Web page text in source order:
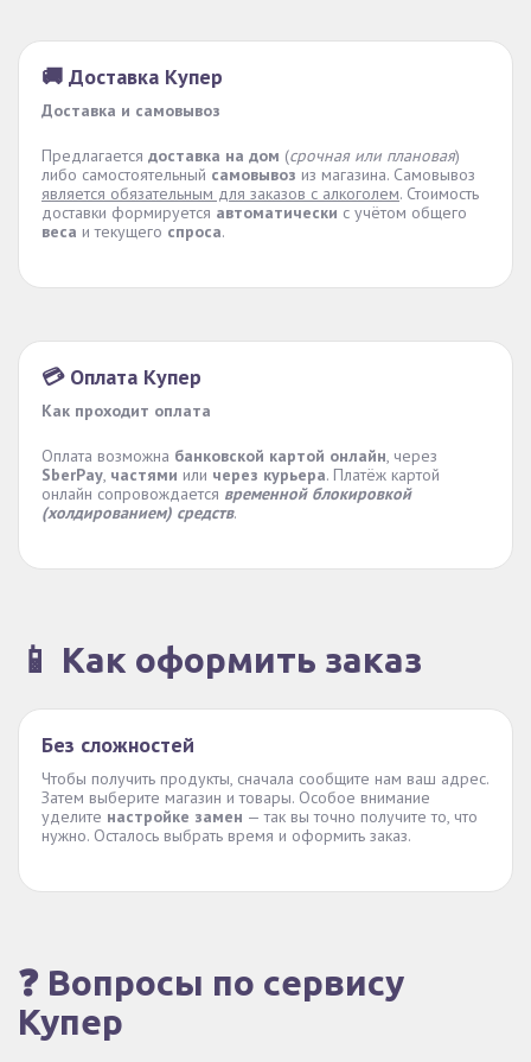
🚚 Доставка Купер
Доставка и самовывоз
Предлагается доставка на дом (срочная или плановая)
либо самостоятельный самовывоз из магазина. Самовывоз
является обязательным для заказов с алкоголем. Стоимость
доставки формируется автоматически с учётом общего
веса и текущего спроса.
💳 Оплата Купер
Как проходит оплата
Оплата возможна банковской картой онлайн, через
SberPay, частями или через курьера. Платёж картой
онлайн сопровождается временной блокировкой
(холдированием) средств.
📱 Как оформить заказ
Без сложностей
Чтобы получить продукты, сначала сообщите нам ваш адрес.
Затем выберите магазин и товары. Особое внимание
уделите настройке замен — так вы точно получите то, что
нужно. Осталось выбрать время и оформить заказ.
❓ Вопросы по сервису
Купер